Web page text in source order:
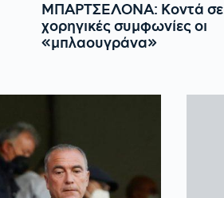
ΜΠΑΡΤΣΕΛΟΝΑ: Κοντά σε
χορηγικές συμφωνίες οι
«μπλαουγράνα»